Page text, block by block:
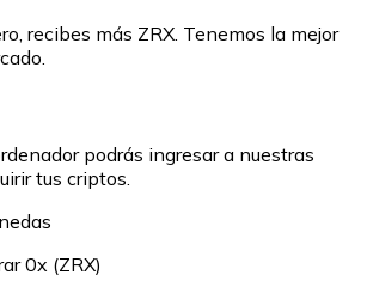
recibes más ZRX. Tenemos la mejor
podrás ingresar a nuestras
tus criptos.
0x (ZRX)